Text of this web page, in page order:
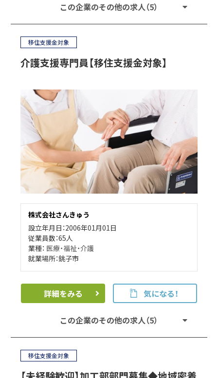
この企業のその他の求人（5）
移住支援金対象
介護支援専門員【移住支援金対象】
株式会社さんきゅう
設立年月日：2006年01月01日
従業員数：65人
業種： 医療・福祉・介護
就業場所：銚子市
詳細をみる 気になる！
この企業のその他の求人（5）
移住支援金対象